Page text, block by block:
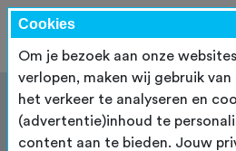
Cookies
Om je bezoek aan onze
verlopen, maken wij gebruik
het verkeer te analyseren en
(advertentie)inhoud te
content aan te bieden. Jouw